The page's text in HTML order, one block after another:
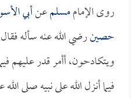
روى الإماممسلمعنأبي
حصينرضي الله عنه سأله
ويتكادحون، أأمر قدر عليهم
فيما أنزل الله على نبيه صلى